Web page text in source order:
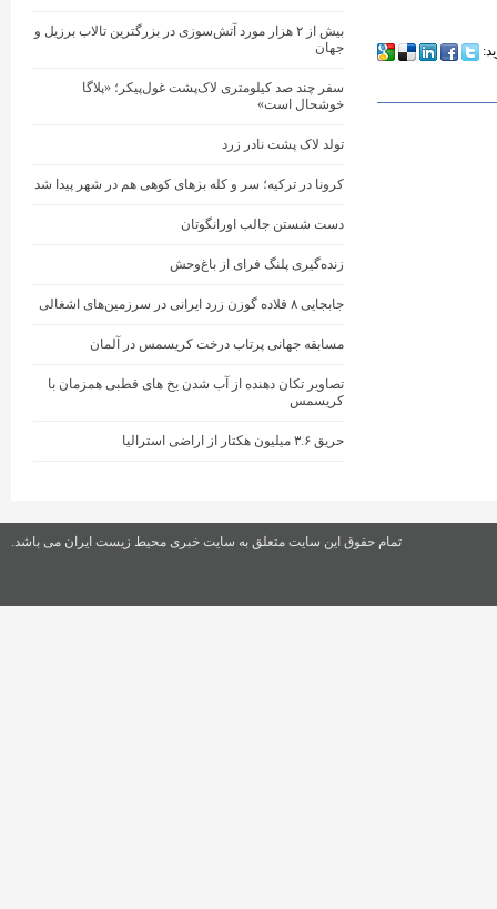
بیش از ۲ هزار مورد آتش‌سوزی در بزرگترین تالاب برزیل و
جهان
سفر چند صد کیلومتری لاک‌پشت غول‌پیکر؛ «پلاگا
خوشحال است»
تولد لاک پشت نادر زرد
کرونا در ترکیه؛ سر و کله بزهای کوهی هم در شهر پیدا شد
دست شستن جالب اورانگوتان
زنده‌گیری پلنگ فرای از باغ‌وحش
جابجایی ۸ قلاده گوزن زرد ایرانی در سرزمین‌های اشغالی
مسابقه جهانی پرتاب درخت کریسمس در آلمان
تصاویر تکان دهنده از آب شدن یخ های قطبی همزمان با
کریسمس
حریق ۳.۶ میلیون هکتار از اراضی استرالیا
تمام حقوق این سایت متعلق به سایت خبری محیط زیست ایران می باشد.